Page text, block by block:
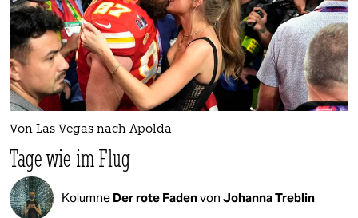
genossenschaft
epaper login
Von Las Vegas nach Apolda
Tage wie im Flug
Kolumne Der rote Fadenvon Johanna Treblin